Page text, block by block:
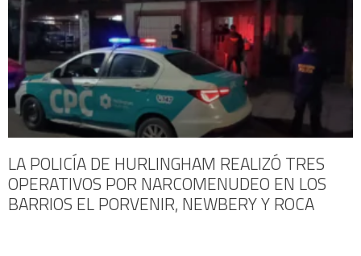
LA POLICÍA DE HURLINGHAM REALIZÓ TRES
OPERATIVOS POR NARCOMENUDEO EN LOS
BARRIOS EL PORVENIR, NEWBERY Y ROCA